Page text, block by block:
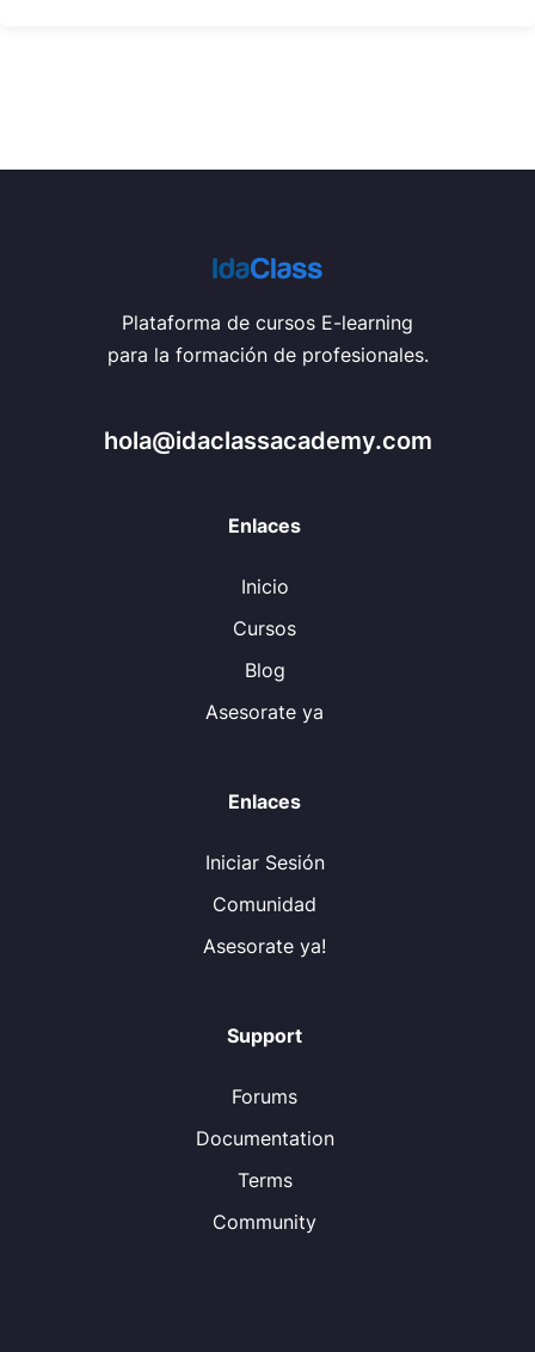
Plataforma de cursos E-learning
para la formación de profesionales.
hola@idaclassacademy.com
Enlaces
Inicio
Cursos
Blog
Asesorate ya
Enlaces
Iniciar Sesión
Comunidad
Asesorate ya!
Support
Forums
Documentation
Terms
Community